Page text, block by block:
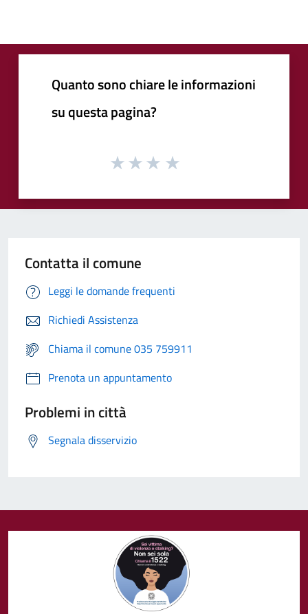
Quanto sono chiare le informazioni
su questa pagina?
Contatta il comune
Leggi le domande frequenti
Richiedi Assistenza
Chiama il comune 035 759911
Prenota un appuntamento
Problemi in città
Segnala disservizio